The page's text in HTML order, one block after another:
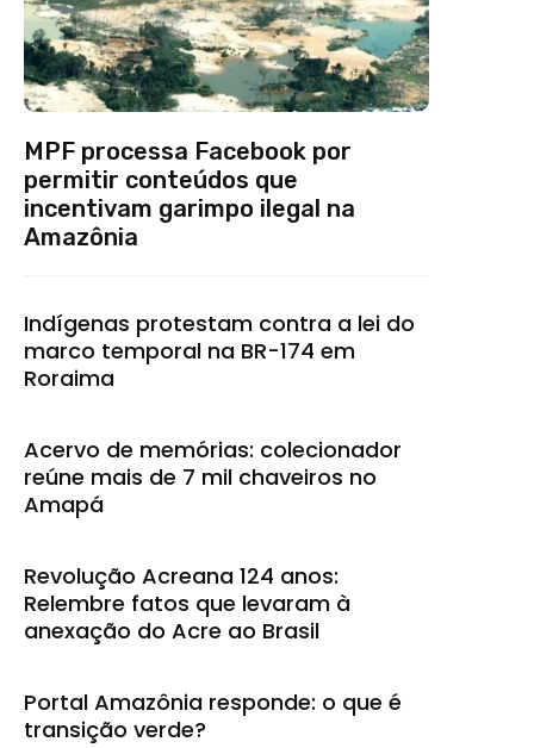
MPF processa Facebook por
permitir conteúdos que
incentivam garimpo ilegal na
Amazônia
Indígenas protestam contra a lei do
marco temporal na BR-174 em
Roraima
Acervo de memórias: colecionador
reúne mais de 7 mil chaveiros no
Amapá
Revolução Acreana 124 anos:
Relembre fatos que levaram à
anexação do Acre ao Brasil
Portal Amazônia responde: o que é
transição verde?